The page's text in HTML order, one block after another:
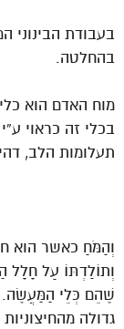
בעבודת הבינוני
בהחלטה.
מוח האדם הוא
בכלי זה כראוי
תעלומות הלב,
וְהַמֹּחַ כאשר הוא
וְתוֹלַדְתּוֹ עַל חָלָל
שֶׁהֵם כְּלֵי הַמַּעֲשֶׂה.
גדולה